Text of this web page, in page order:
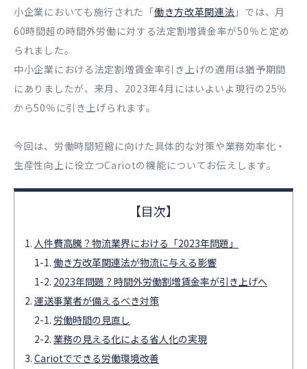
小企業においても施行された「働き方改革関連法 」では、月
60時間超の時間外労働に対する法定割増賃金率が50％と定め
られました。
中小企業における法定割増賃金率引き上げの適用は猶予期間
にありましたが、来月、2023年4月にはいよいよ現行の25％
から50％に引き上げられます。
今回は、労働時間短縮に向けた具体的な対策や業務効率化・
生産性向上に役立つCariotの機能についてお伝えします。
人件費高騰？物流業界における「2023年問題」
働き方改革関連法が物流に与える影響
2023年問題？時間外労働割増賃金率が引き上げへ
運送事業者が備えるべき対策
労働時間の見直し
業務の見える化による省人化の実現
Cariotでできる労働環境改善